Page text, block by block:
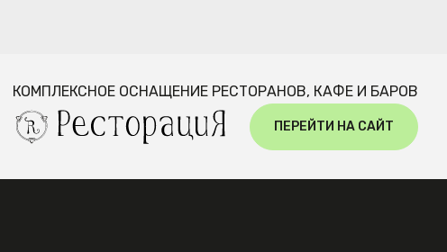
КОМПЛЕКСНОЕ ОСНАЩЕНИЕ РЕСТОРАНОВ, КАФЕ И БАРОВ
ПЕРЕЙТИ НА САЙТ